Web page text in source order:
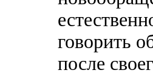
говорить
после